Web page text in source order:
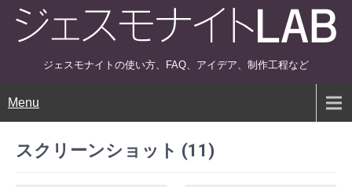
ジェスモナイトの使い方、FAQ、アイデア、制作工程など
Menu
スクリーンショット (11)